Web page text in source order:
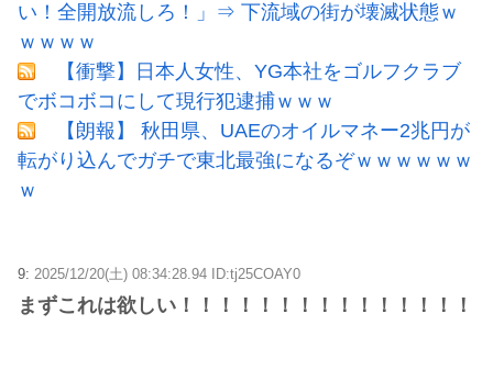
い！全開放流しろ！」⇒ 下流域の街が壊滅状態ｗ
ｗｗｗｗ
【衝撃】日本人女性、YG本社をゴルフクラブ
でボコボコにして現行犯逮捕ｗｗｗ
【朗報】 秋田県、UAEのオイルマネー2兆円が
転がり込んでガチで東北最強になるぞｗｗｗｗｗｗ
ｗ
9: 2025/12/20(土) 08:34:28.94 ID:tj25COAY0
まずこれは欲しい！！！！！！！！！！！！！！！